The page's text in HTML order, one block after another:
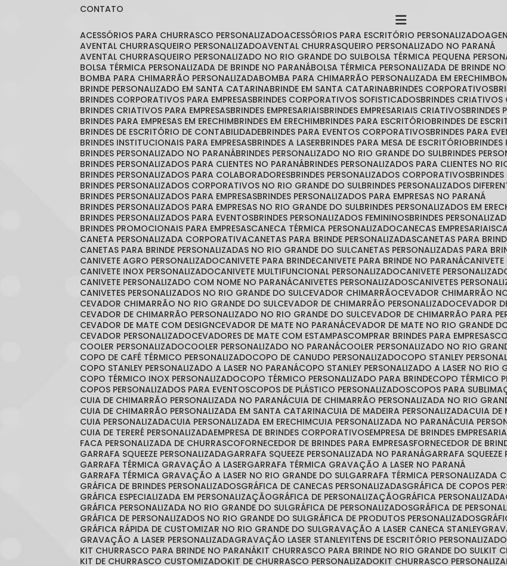
CONTATO
ACESSÓRIOS PARA CHURRASCO PERSONALIZADO ACESSÓRIOS PARA ESCRITÓRIO PERSONALIZADO
AVENTAL CHURRASQUEIRO PERSONALIZADO AVENTAL CHURRASQUEIRO PERSONALIZADO NO PARANÁ
AVENTAL CHURRASQUEIRO PERSONALIZADO NO RIO GRANDE DO SUL BOLSA TÉRMICA PEQUENA
BOLSA TÉRMICA PERSONALIZADA DE BRINDE NO PARANÁ BOLSA TÉRMICA PERSONALIZADA DE BRINDE
BOMBA PARA CHIMARRÃO PERSONALIZADA BOMBA PARA CHIMARRÃO PERSONALIZADA EM ERECHIM
BRINDE PERSONALIZADO EM SANTA CATARINA BRINDE EM SANTA CATARINA BRINDES CORPORATIVOS
BRINDES CORPORATIVOS PARA EMPRESAS BRINDES CORPORATIVOS SOFISTICADOS BRINDES
BRINDES CRIATIVOS PARA EMPRESAS BRINDES EMPRESARIAIS BRINDES EMPRESARIAIS CRIATIVOS BRINDES
BRINDES PARA EMPRESAS EM ERECHIM BRINDES EM ERECHIM BRINDES PARA ESCRITÓRIO BRINDES DE
BRINDES DE ESCRITÓRIO DE CONTABILIDADE BRINDES PARA EVENTOS CORPORATIVOS BRINDES PARA
BRINDES INSTITUCIONAIS PARA EMPRESAS BRINDES A LASER BRINDES PARA MESA DE ESCRITÓRIO
BRINDES PERSONALIZADO NO PARANÁ BRINDES PERSONALIZADO NO RIO GRANDE DO SUL BRINDES
BRINDES PERSONALIZADOS PARA CLIENTES NO PARANÁ BRINDES PERSONALIZADOS PARA CLIENTES NO
BRINDES PERSONALIZADOS PARA COLABORADORES BRINDES PERSONALIZADOS CORPORATIVOS
BRINDES PERSONALIZADOS CORPORATIVOS NO RIO GRANDE DO SUL BRINDES PERSONALIZADOS
BRINDES PERSONALIZADOS PARA EMPRESAS BRINDES PERSONALIZADOS PARA EMPRESAS NO PARANÁ
BRINDES PERSONALIZADOS PARA EMPRESAS NO RIO GRANDE DO SUL BRINDES PERSONALIZADOS EM
BRINDES PERSONALIZADOS PARA EVENTOS BRINDES PERSONALIZADOS FEMININOS BRINDES
BRINDES PROMOCIONAIS PARA EMPRESAS CANECA TÉRMICA PERSONALIZADO CANECAS EMPRESARIAIS
CANETA PERSONALIZADA CORPORATIVA
CANETAS PARA BRINDE PERSONALIZADAS CANETAS PARA
CANETAS PARA BRINDE PERSONALIZADAS NO RIO GRANDE DO SUL CANETAS PERSONALIZADAS PARA
CANIVETE AGRO PERSONALIZADO
CANIVETE PARA BRINDE CANIVETE PARA BRINDE NO PARANÁ
CANIVETE INOX PERSONALIZADO
CANIVETE MULTIFUNCIONAL PERSONALIZADO
CANIVETE
CANIVETE PERSONALIZADO COM NOME NO PARANÁ CANIVETES PERSONALIZADOS CANIVETES
CANIVETES PERSONALIZADOS NO RIO GRANDE DO SUL CEVADOR CHIMARRÃO
CEVADOR CHIMARRÃO
CEVADOR CHIMARRÃO NO RIO GRANDE DO SUL CEVADOR DE CHIMARRÃO PERSONALIZADO
CEVADOR
CEVADOR DE CHIMARRÃO PERSONALIZADO NO RIO GRANDE DO SUL CEVADOR DE CHIMARRÃO PARA
CEVADOR DE MATE COM DESIGN
CEVADOR DE MATE NO PARANÁ CEVADOR DE MATE NO RIO GRANDE
CEVADOR PERSONALIZADO
CEVADORES DE MATE COM ESTAMPAS COMPRAR BRINDES PARA EMPRESAS
COOLER PERSONALIZADO
COOLER PERSONALIZADO NO PARANÁ COOLER PERSONALIZADO NO RIO
COPO DE CAFÉ TÉRMICO PERSONALIZADO
COPO DE CANUDO PERSONALIZADO
COPO STANLEY
COPO STANLEY PERSONALIZADO A LASER NO PARANÁ COPO STANLEY PERSONALIZADO A LASER NO RIO
COPO TÉRMICO INOX PERSONALIZADO
COPO TÉRMICO PERSONALIZADO PARA BRINDE COPO TÉRMICO
COPOS PERSONALIZADOS PARA EVENTOS COPOS DE PLÁSTICO PERSONALIZADOS COPOS PARA
CUIA DE CHIMARRÃO PERSONALIZADA NO PARANÁ CUIA DE CHIMARRÃO PERSONALIZADA NO RIO
CUIA DE CHIMARRÃO PERSONALIZADA EM SANTA CATARINA
CUIA DE MADEIRA PERSONALIZADA
CUIA
CUIA PERSONALIZADA
CUIA PERSONALIZADA EM ERECHIM CUIA PERSONALIZADA NO PARANÁ CUIA
CUIA DE TERERÉ PERSONALIZADA EMPRESA DE BRINDES CORPORATIVOS EMPRESA DE BRINDES
FACA PERSONALIZADA DE CHURRASCO FORNECEDOR DE BRINDES PARA EMPRESAS FORNECEDOR DE
GARRAFA SQUEEZE PERSONALIZADA
GARRAFA SQUEEZE PERSONALIZADA NO PARANÁ
GARRAFA
GARRAFA TÉRMICA GRAVAÇÃO A LASER
GARRAFA TÉRMICA GRAVAÇÃO A LASER NO PARANÁ
GARRAFA TÉRMICA GRAVAÇÃO A LASER NO RIO GRANDE DO SUL
GARRAFA TÉRMICA PERSONALIZADA
GRÁFICA DE BRINDES PERSONALIZADOS
GRÁFICA DE CANECAS PERSONALIZADAS
GRÁFICA DE COPOS
GRÁFICA ESPECIALIZADA EM PERSONALIZAÇÃO
GRÁFICA DE PERSONALIZAÇÃO GRÁFICA PERSONALIZADA
GRÁFICA PERSONALIZADA NO RIO GRANDE DO SUL
GRÁFICA DE PERSONALIZADOS
GRÁFICA DE
GRÁFICA DE PERSONALIZADOS NO RIO GRANDE DO SUL
GRÁFICA DE PRODUTOS PERSONALIZADOS
GRÁFICA RÁPIDA DE CUSTOMIZAR NO RIO GRANDE DO SUL
GRAVAÇÃO A LASER CANECA STANLEY
GRAVAÇÃO A LASER PERSONALIZADA
GRAVAÇÃO LASER STANLEY ITENS DE ESCRITÓRIO
KIT CHURRASCO PARA BRINDE NO PARANÁ KIT CHURRASCO PARA BRINDE NO RIO GRANDE DO SUL KIT
KIT DE CHURRASCO CUSTOMIZADO KIT DE CHURRASCO PERSONALIZADO KIT CHURRASCO